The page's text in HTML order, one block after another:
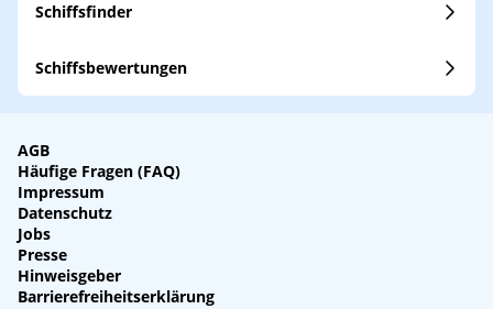
Schiffsfinder
Schiffsbewertungen
AGB
Häufige Fragen (FAQ)
Impressum
Datenschutz
Jobs
Presse
Hinweisgeber
Barrierefreiheitserklärung